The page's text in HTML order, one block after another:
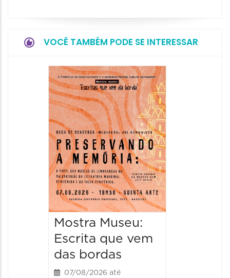
VOCÊ TAMBÉM PODE SE INTERESSAR
Mostra Museu:
Escrita que vem
das bordas
07/08/2026 até